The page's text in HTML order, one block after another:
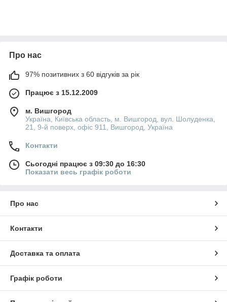
Про нас
97% позитивних з 60 відгуків за рік
Працює з 15.12.2009
м. Вишгород
Україна, Київська область, м. Вишгород, вул. Шолуденка,
21, 9-й поверх, офіс 911, Вишгород, Україна
Контакти
Сьогодні працює з 09:30 до 16:30
Показати весь графік роботи
Про нас
Контакти
Доставка та оплата
Графік роботи